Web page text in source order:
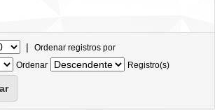
| Ordenar registros por
Ordenar
Registro(s)